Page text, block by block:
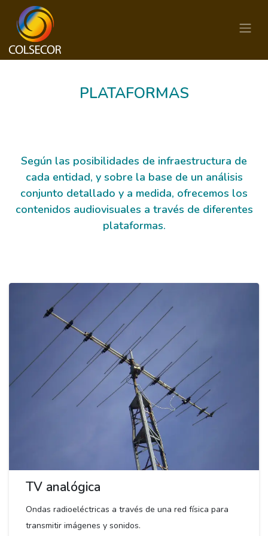
PLATAFORMAS
Según las posibilidades de infraestructura de
cada entidad, y sobre la base de un análisis
conjunto detallado y a medida, ofrecemos los
contenidos audiovisuales a través de diferentes
plataformas.
TV analógica
Ondas radioeléctricas a través de una red física para
transmitir imágenes y sonidos.